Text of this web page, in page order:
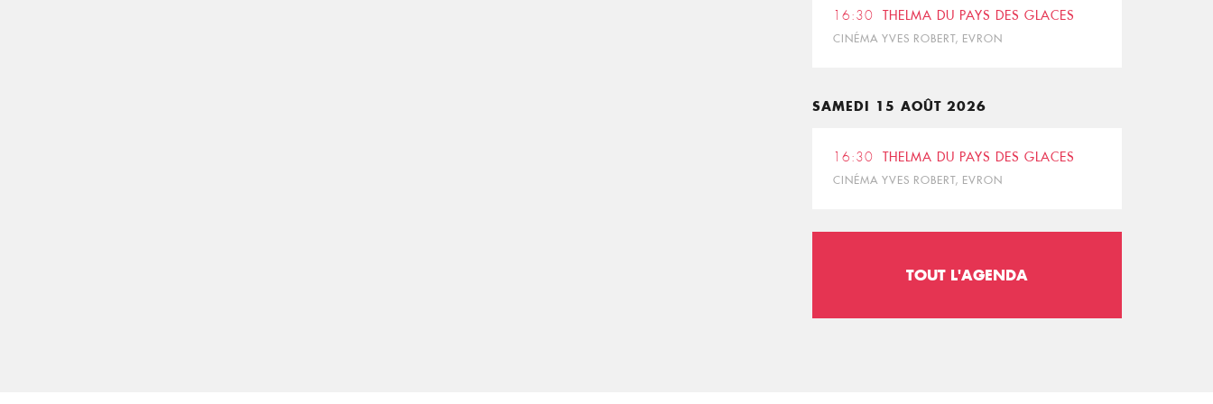
16:30 THELMA DU PAYS DES GLACES
CINÉMA YVES ROBERT, EVRON
SAMEDI 15 AOÛT 2026
16:30 THELMA DU PAYS DES GLACES
CINÉMA YVES ROBERT, EVRON
TOUT L'AGENDA